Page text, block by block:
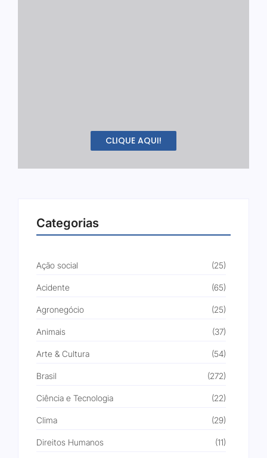
CLIQUE AQUI!
Categorias
Ação social (25)
Acidente (65)
Agronegócio (25)
Animais (37)
Arte & Cultura (54)
Brasil (272)
Ciência e Tecnologia (22)
Clima (29)
Direitos Humanos (11)